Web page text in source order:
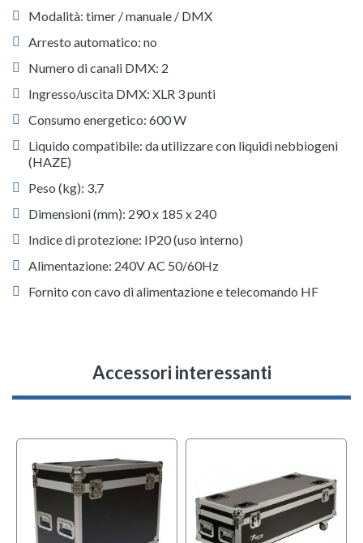
Modalità: timer / manuale / DMX
Arresto automatico: no
Numero di canali DMX: 2
Ingresso/uscita DMX: XLR 3 punti
Consumo energetico: 600 W
Liquido compatibile: da utilizzare con liquidi nebbiogeni
(HAZE)
Peso (kg): 3,7
Dimensioni (mm): 290 x 185 x 240
Indice di protezione: IP20 (uso interno)
Alimentazione: 240V AC 50/60Hz
Fornito con cavo di alimentazione e telecomando HF
Accessori interessanti